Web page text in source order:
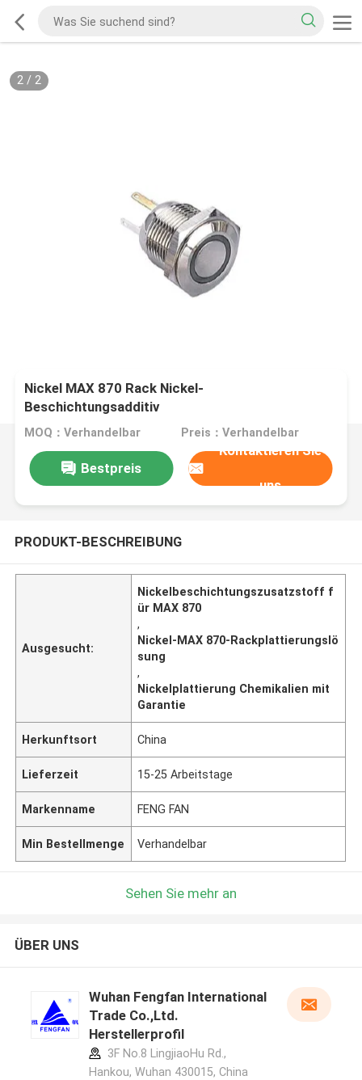
2/ 2
Nickel MAX 870 Rack Nickel-
Beschichtungsadditiv
MOQ：Verhandelbar Preis：Verhandelbar
Bestpreis
Kontaktieren Sie
uns
PRODUKT-BESCHREIBUNG
Ausgesucht:
Nickelbeschichtungszusatzstoff f
ür MAX 870
,
Nickel-MAX 870-Rackplattierungslö
sung
,
Nickelplattierung Chemikalien mit
Garantie
Herkunftsort China
Lieferzeit 15-25 Arbeitstage
Markenname FENG FAN
Min Bestellmenge Verhandelbar
Sehen Sie mehr an
ÜBER UNS
Wuhan Fengfan International
Trade Co.,Ltd.
Herstellerprofil
3F No.8 LingjiaoHu Rd.,
Hankou, Wuhan 430015, China